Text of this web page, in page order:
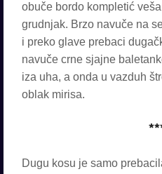
obuče bordo kompletić
grudnjak. Brzo navuče na
i preko glave prebaci
navuče crne sjajne
iza uha, a onda u vazduh
oblak mirisa.
Dugu kosu je samo